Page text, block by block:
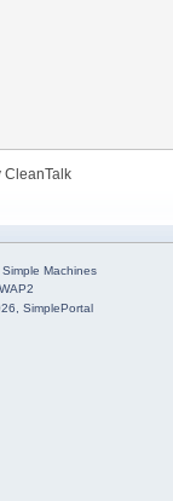
CleanTalk
Simple Machines
WAP2
SimplePortal